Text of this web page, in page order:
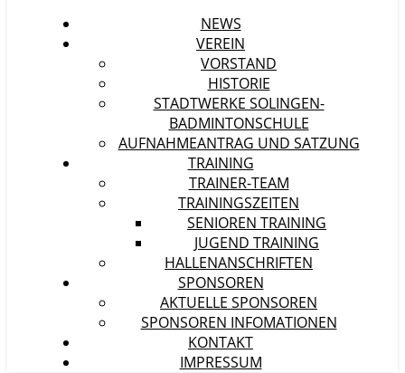
NEWS
VEREIN
VORSTAND
HISTORIE
STADTWERKE SOLINGEN-
BADMINTONSCHULE
AUFNAHMEANTRAG UND SATZUNG
TRAINING
TRAINER-TEAM
TRAININGSZEITEN
SENIOREN TRAINING
JUGEND TRAINING
HALLENANSCHRIFTEN
SPONSOREN
AKTUELLE SPONSOREN
SPONSOREN INFOMATIONEN
KONTAKT
IMPRESSUM